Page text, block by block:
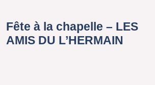
Fête à la chapelle – LES
AMIS DU L’HERMAIN